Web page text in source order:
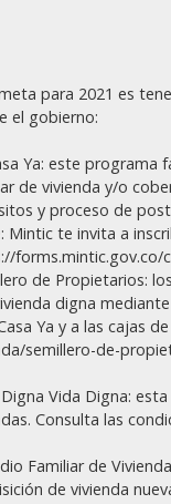
para 2021 es
el gobierno:
Ya: este programa
de vivienda y/o
y proceso de
Mintic te invita a
forms.mintic.gov.co/
de Propietarios:
digna
Ya y a las cajas
semillero-de-
Digna Vida Digna:
Consulta las
Familiar de
de vivienda